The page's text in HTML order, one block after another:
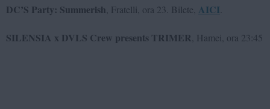
DC’S Party: Summerish , Fratelli, ora 23. Bilete, AICI
SILENSIA x DVLS Crew presents TRIMER , Hamei, ora 23:45